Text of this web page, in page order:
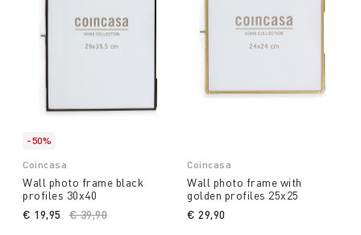
-50%
Coincasa
Wall photo frame black
profiles 30x40
Price reduced from
€ 39,90
€ 19,95
Coincasa
Wall photo frame with
golden profiles 25x25
€ 29,90